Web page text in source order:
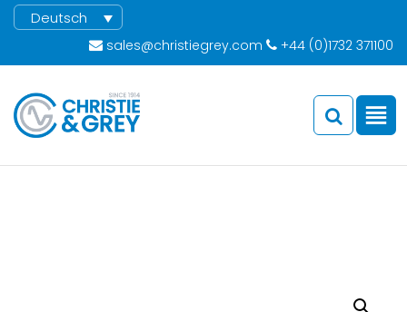
Deutsch
sales@christiegrey.com +44 (0)1732 371100